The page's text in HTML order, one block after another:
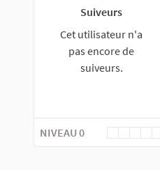
Suiveurs
Cet utilisateur n'a
pas encore de
suiveurs.
NIVEAU 0